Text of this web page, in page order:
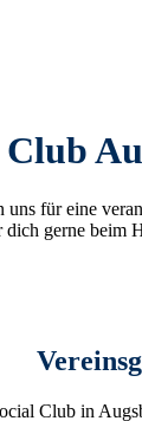
für eine
gerne beim
Club in